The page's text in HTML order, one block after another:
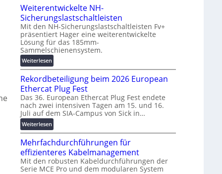
a
l
e
T
r
a
n
s
p
a
r
e
n
z
a
u
:
F
o
r
s
c
h
u
n
g
s
f
ö
r
d
e
r
o
l
t
a
-
X
2
0
2
7
w
i
r
z
u
E
n
Weiterentwickelte NH-
Sicherungslastschaltleisten
Mit den NH-Sicherungslastschaltleisten Fv+
präsentiert Hager eine weiterentwickelte
Lösung für das 185mm-
Sammelschienensystem.
Weiterlesen:
W
e
i
t
e
r
n
t
i
c
Rekordbeteiligung beim 2026 European
Ethercat Plug Fest
Das 36. European Ethercat Plug Fest endete
nach zwei intensiven Tagen am 15. und 16.
Juli auf dem SIA-Campus von Sick in…
Weiterlesen:
R
e
k
o
r
Mehrfachdurchführungen für
effizienteres Kabelmanagement
Mit den robusten Kabeldurchführungen der
Serie MCE Pro und dem modularen System